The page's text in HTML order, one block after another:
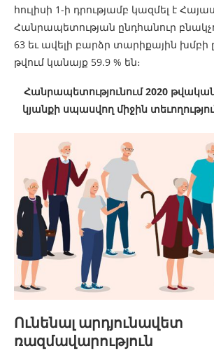
հուլիսի 1-ի դրությամբ կազմել է
Հանրապետության ընդհանուր
63 եւ ավելի բարձր տարիքային խմբի
թվում կանայք 59.9 % են։
Հանրապետությունում 2020
կյանքի սպասվող միջին
Ունենալ արդյունավետ
ռազմավարություն